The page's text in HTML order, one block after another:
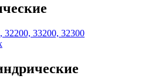
32200, 33200, 32300